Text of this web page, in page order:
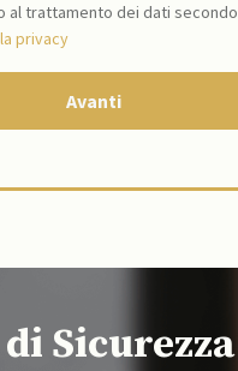
al trattamento dei dati secondo
privacy
Sicurezza